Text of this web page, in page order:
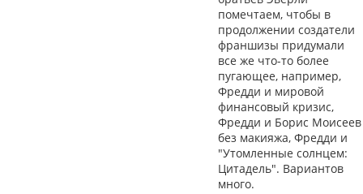
помечтаем, чтобы в
продолжении создатели
франшизы придумали
все же что-то более
пугающее, например,
Фредди и мировой
финансовый кризис,
Фредди и Борис Моисеев
без макияжа, Фредди и
"Утомленные солнцем:
Цитадель". Вариантов
много.